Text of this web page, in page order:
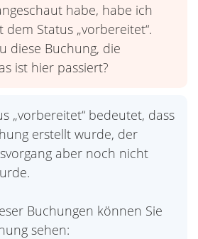
habe, habe ich
Status „vorbereitet“.
diese Buchung, die
ist hier passiert?
„vorbereitet“ bedeutet, dass
erstellt wurde, der
aber noch nicht
Buchungen können Sie
sehen: